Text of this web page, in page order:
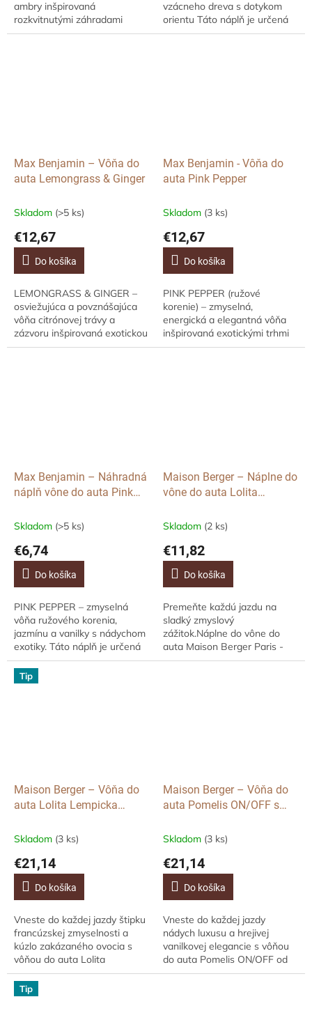
ambry inšpirovaná
rozkvitnutými záhradami
Kjóta. Táto náhradná náplň
vzácneho dreva s dotykom
orientu Táto náplň je určená
pre dávkovač vôní do auta
Max Benjamin – Vôňa do
auta Lemongrass & Ginger
Skladom (>5 ks)
€12,67
Do košíka
LEMONGRASS & GINGER –
osviežujúca a povznášajúca
vôňa citrónovej trávy a
zázvoru inšpirovaná exotickou
Áziou. Táto vôňa je určená
Max Benjamin - Vôňa do
auta Pink Pepper
Skladom (3 ks)
€12,67
Do košíka
PINK PEPPER (ružové
korenie) – zmyselná,
energická a elegantná vôňa
inšpirovaná exotickými trhmi
Madagaskaru. Dodajte svojmu
Max Benjamin – Náhradná
náplň vône do auta Pink
Skladom (>5 ks)
€6,74
Do košíka
PINK PEPPER – zmyselná
vôňa ružového korenia,
jazmínu a vanilky s nádychom
exotiky. Táto náplň je určená
pre dávkovač vôní do auta
značky Max Benjamin.Vôňa
Pink Pepper premení...
Maison Berger – Náplne do
vône do auta Lolita
Skladom (2 ks)
€11,82
Do košíka
Premeňte každú jazdu na
sladký zmyslový
zážitok.Náplne do vône do
auta Maison Berger Paris -
Lolita Lempicka Sweet vnesú
Tip
Maison Berger – Vôňa do
auta Lolita Lempicka
Skladom (3 ks)
€21,14
Do košíka
Vneste do každej jazdy štipku
francúzskej zmyselnosti a
kúzlo zakázaného ovocia s
vôňou do auta Lolita
Lempicka Sweet, Zlatá od
Maison Berger Paris. Tento
luxusný difuzér do...
Maison Berger – Vôňa do
auta Pomelis ON/OFF s
Magnificence
Skladom (3 ks)
€21,14
Do košíka
Vneste do každej jazdy
nádych luxusu a hrejivej
vanilkovej elegancie s vôňou
do auta Pomelis ON/OFF od
Maison Berger Paris. Tento
Tip